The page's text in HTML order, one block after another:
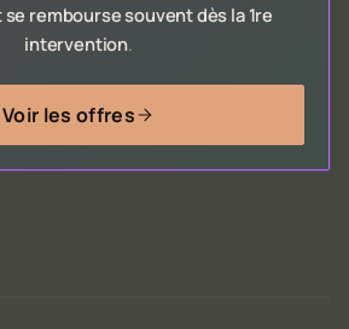
rembourse souvent dès la 1re
intervention.
Voir les offres